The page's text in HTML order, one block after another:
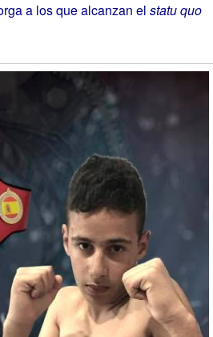
a los que alcanzan el statu quo